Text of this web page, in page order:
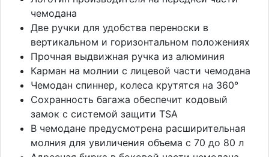
чемодана
Две ручки для удобства переноски в
вертикальном и горизонтальном положениях
Прочная выдвижная ручка из алюминия
Карман на молнии с лицевой части чемодана
Чемодан спиннер, колеса крутятся на 360°
Сохранность багажа обеспечит кодовый
замок с системой защити TSA
В чемодане предусмотрена расширительная
молния для увиличения объема с 70 до 80 л